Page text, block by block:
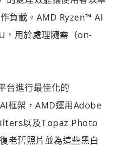
負載。AMD Ryzen™ AI
，用於處理隨需（on-
台進行最佳化的
架，AMD運用Adobe
以及Topaz Photo
老舊照片並為這些黑白